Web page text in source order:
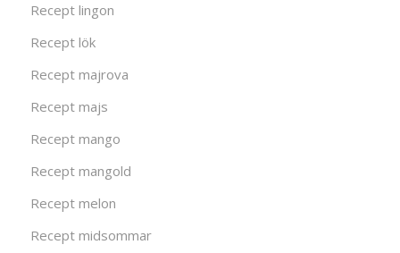
Recept lingon
Recept lök
Recept majrova
Recept majs
Recept mango
Recept mangold
Recept melon
Recept midsommar